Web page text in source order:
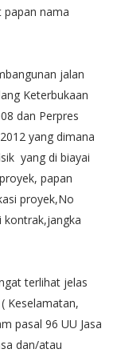
nama
jalan
Keterbukaan
dan Perpres
yang dimana
yang di biayai
papan
proyek,No
kontrak,jangka
terlihat jelas
Keselamatan,
pasal 96 UU Jasa
dan/atau